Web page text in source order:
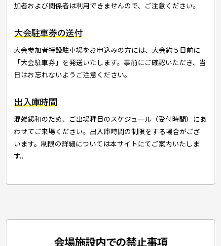
加者および関係者は利用できませんので、ご注意ください。
大会駐車券の送付
大会参加者特設駐車場をお申込みの方には、大会約５日前に
「大会駐車券」を発送いたします。事前にご確認いただき、当
日はお忘れないようご注意ください。
出入庫時間
混雑緩和のため、ご出場種目のスケジュール（受付時間）にあ
わせてご来場ください。出入庫時間の制限をする場合がござ
います。制限の詳細については本サイトにてご案内いたしま
す。
会場施設内での禁止事項